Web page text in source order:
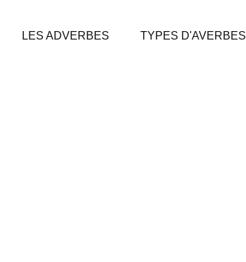
LES ADVERBES TYPES D'AVERBES